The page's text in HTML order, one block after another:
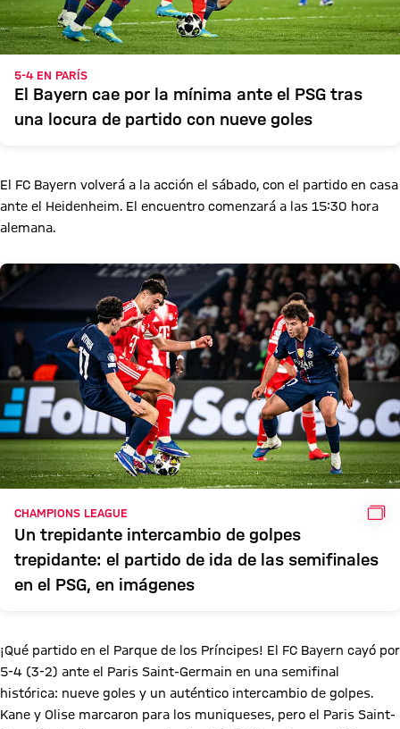
5-4 EN PARÍS
El Bayern cae por la mínima ante el PSG tras
una locura de partido con nueve goles
El FC Bayern volverá a la acción el sábado, con el partido en casa
ante el Heidenheim. El encuentro comenzará a las 15:30 hora
alemana.
CHAMPIONS LEAGUE
Un trepidante intercambio de golpes
trepidante: el partido de ida de las semifinales
en el PSG, en imágenes
¡Qué partido en el Parque de los Príncipes! El FC Bayern cayó por
5-4 (3-2) ante el Paris Saint-Germain en una semifinal
histórica: nueve goles y un auténtico intercambio de golpes.
Kane y Olise marcaron para los muniqueses, pero el Paris Saint-